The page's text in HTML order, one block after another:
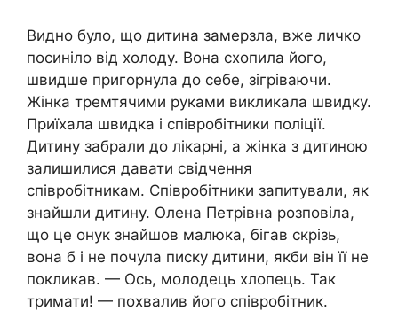
Видно було, що дитина замерзла, вже личко
посиніло від холоду. Вона схопила його,
швидше пригорнула до себе, зігріваючи.
Жінка тремтячими руками викликала швидку.
Приїхала швидка і співробітники поліції.
Дитину забрали до лікарні, а жінка з дитиною
залишилися давати свідчення
співробітникам. Співробітники запитували, як
знайшли дитину. Олена Петрівна розповіла,
що це онук знайшов малюка, бігав скрізь,
вона б і не почула писку дитини, якби він її не
покликав. — Ось, молодець хлопець. Так
тримати! — похвалив його співробітник.